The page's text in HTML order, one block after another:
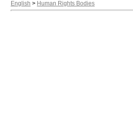
English > Human Rights Bodies